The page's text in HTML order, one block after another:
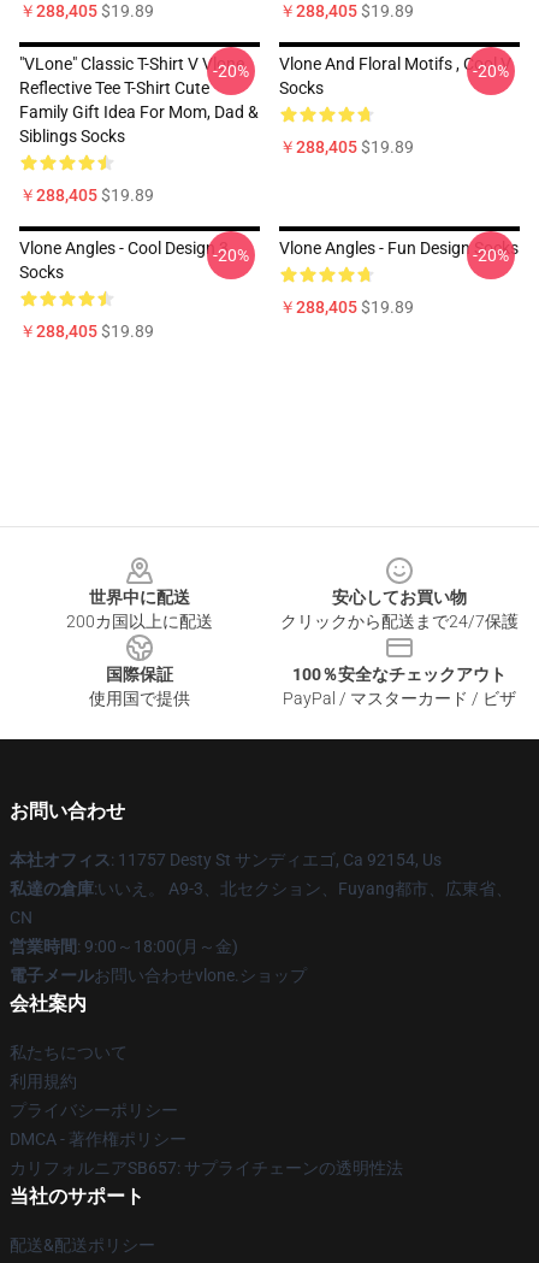
￥288,405$19.89 ￥288,405$19.89
"VLone" Classic T-Shirt V Vlone
Reflective Tee T-Shirt Cute
Family Gift Idea For Mom, Dad &
Siblings Socks
￥288,405$19.89
-20%
Vlone And Floral Motifs , Cool V
Socks
￥288,405$19.89
-20%
Vlone Angles - Cool Design 3
Socks
￥288,405$19.89
-20% Vlone Angles - Fun Design Socks
￥288,405$19.89
-20%
世界中に配送
200カ国以上に配送
安心してお買い物
クリックから配送まで24/7保護
国際保証
使用国で提供
100％安全なチェックアウト
PayPal / マスターカード / ビザ
お問い合わせ
本社オフィス: 11757 Desty St サンディエゴ, Ca 92154, Us
私達の倉庫:いいえ。 A9-3、北セクション、Fuyang都市、広東省、
CN
営業時間: 9:00～18:00(月～金)
電子メールお問い合わせvlone.ショップ
会社案内
私たちについて
利用規約
プライバシーポリシー
DMCA - 著作権ポリシー
カリフォルニアSB657: サプライチェーンの透明性法
当社のサポート
配送&配送ポリシー